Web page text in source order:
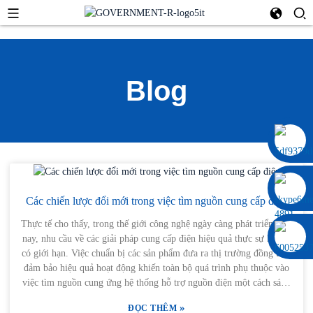
Blog
Các chiến lược đổi mới trong việc tìm nguồn cung cấp điện
Thực tế cho thấy, trong thế giới công nghệ ngày càng phát triển hiện
nay, nhu cầu về các giải pháp cung cấp điện hiệu quả thực sự không
có giới hạn. Việc chuẩn bị các sản phẩm đưa ra thị trường đồng thời
đảm bảo hiệu quả hoạt động khiến toàn bộ quá trình phụ thuộc vào
việc tìm nguồn cung ứng hệ thống hỗ trợ nguồn điện một cách sáng
ĐỌC THÊM »